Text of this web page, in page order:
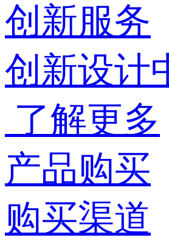
创新服务
创新设计
了解更多
产品购买
购买渠道